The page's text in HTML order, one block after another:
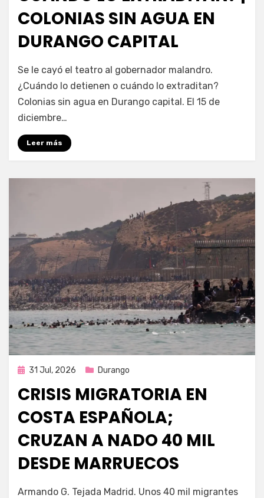
COLONIAS SIN AGUA EN
DURANGO CAPITAL
por Fernando Miranda Servín
Se le cayó el teatro al gobernador malandro.
¿Cuándo lo detienen o cuándo lo extraditan?
Colonias sin agua en Durango capital. El 15 de
diciembre…
Leer más
Publicada
31 Jul, 2026 Durango
CRISIS MIGRATORIA EN
COSTA ESPAÑOLA;
CRUZAN A NADO 40 MIL
DESDE MARRUECOS
Fernando Miranda Servín
Armando G. Tejada Madrid. Unos 40 mil migrantes